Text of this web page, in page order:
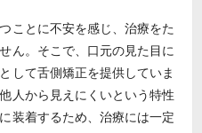
ことに不安を感じ、治療をた
ん。そこで、口元の見た目に
して舌側矯正を提供していま
人から見えにくいという特性
装着するため、治療には一定